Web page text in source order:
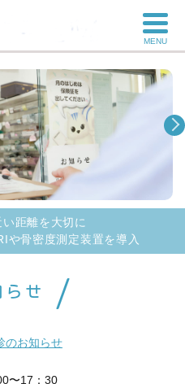
MENU
距離を大切に
や骨密度測定装置を導入
らせ
のお知らせ
〜17：30